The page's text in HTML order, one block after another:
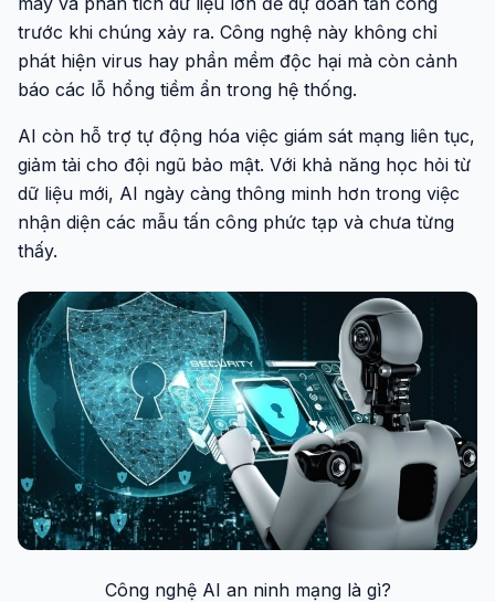
trước khi chúng xảy ra. Công nghệ này không chỉ
phát hiện virus hay phần mềm độc hại mà còn cảnh
báo các lỗ hổng tiềm ẩn trong hệ thống.
AI còn hỗ trợ tự động hóa việc giám sát mạng liên tục,
giảm tải cho đội ngũ bảo mật. Với khả năng học hỏi từ
dữ liệu mới, AI ngày càng thông minh hơn trong việc
nhận diện các mẫu tấn công phức tạp và chưa từng
thấy.
Công nghệ AI an ninh mạng là gì?